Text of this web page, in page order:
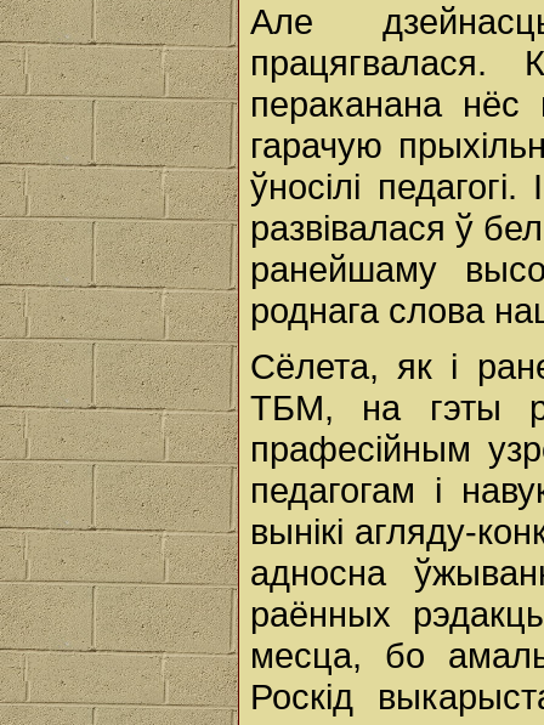
Але
працягвалася.
пераканана
гарачую
ўносілі
развівалася ў
ранейшаму
роднага слова
Сёлета, як і
ТБМ, на гэты
прафесійным
педагогам і
вынікі агляду-
адносна
раённых
месца, бо
Роскід